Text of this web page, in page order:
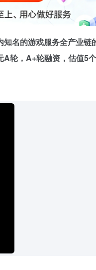
名的游戏服务全产业
轮，A+轮融资，估值5个